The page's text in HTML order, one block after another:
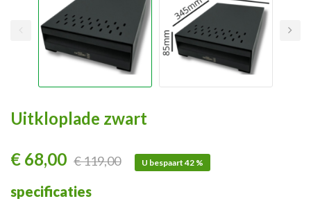
Uitkloplade zwart
€ 68,00 € 119,00 U bespaart 42 %
specificaties